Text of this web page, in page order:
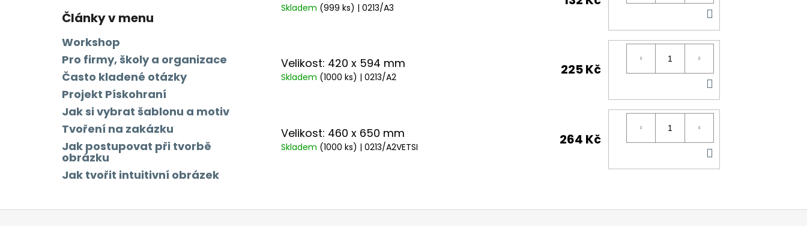
Články v menu
Workshop
Pro firmy, školy a organizace
Často kladené otázky
Projekt Pískohraní
Jak si vybrat šablonu a motiv
Tvoření na zakázku
Jak postupovat při tvorbě
obrázku
Jak tvořit intuitivní obrázek
Skladem (999 ks) | 0213/A3
KOŠÍKU
Velikost: 420 x 594 mm
Skladem (1000 ks) | 0213/A2 225 Kč
KOŠÍKU
Velikost: 460 x 650 mm
Skladem (1000 ks) | 0213/A2VETSI 264 Kč
KOŠÍKU
Z